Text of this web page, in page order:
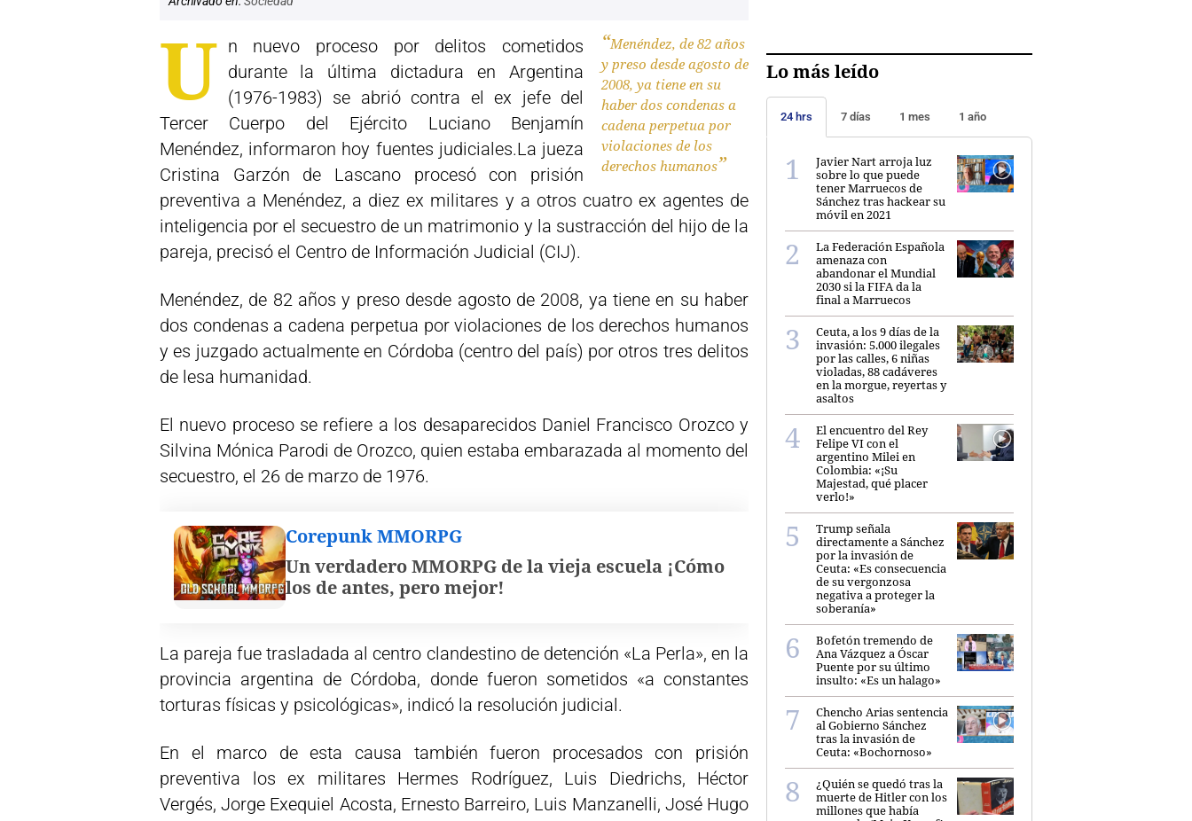
Menéndez, de 82 años
y preso desde agosto de
2008, ya tiene en su
haber dos condenas a
cadena perpetua por
violaciones de los
derechos humanos
U n nuevo proceso por delitos cometidos
durante la última dictadura en Argentina
(1976-1983) se abrió contra el ex jefe del
Tercer Cuerpo del Ejército Luciano Benjamín
Menéndez, informaron hoy fuentes judiciales.La jueza
Cristina Garzón de Lascano procesó con prisión
preventiva a Menéndez, a diez ex militares y a otros cuatro ex agentes de
inteligencia por el secuestro de un matrimonio y la sustracción del hijo de la
pareja, precisó el Centro de Información Judicial (CIJ).
Menéndez, de 82 años y preso desde agosto de 2008, ya tiene en su haber
dos condenas a cadena perpetua por violaciones de los derechos humanos
y es juzgado actualmente en Córdoba (centro del país) por otros tres delitos
de lesa humanidad.
El nuevo proceso se refiere a los desaparecidos Daniel Francisco Orozco y
Silvina Mónica Parodi de Orozco, quien estaba embarazada al momento del
secuestro, el 26 de marzo de 1976.
Corepunk MMORPG
Un verdadero MMORPG de la vieja escuela ¡Cómo
los de antes, pero mejor!
La pareja fue trasladada al centro clandestino de detención «La Perla», en la
provincia argentina de Córdoba, donde fueron sometidos «a constantes
torturas físicas y psicológicas», indicó la resolución judicial.
En el marco de esta causa también fueron procesados con prisión
preventiva los ex militares Hermes Rodríguez, Luis Diedrichs, Héctor
Vergés, Jorge Exequiel Acosta, Ernesto Barreiro, Luis Manzanelli, José Hugo
Lo más leído
24 hrs 7 días 1 mes 1 año
Javier Nart arroja luz
sobre lo que puede
tener Marruecos de
Sánchez tras hackear su
móvil en 2021
La Federación Española
amenaza con
abandonar el Mundial
2030 si la FIFA da la
final a Marruecos
Ceuta, a los 9 días de la
invasión: 5.000 ilegales
por las calles, 6 niñas
violadas, 88 cadáveres
en la morgue, reyertas y
asaltos
El encuentro del Rey
Felipe VI con el
argentino Milei en
Colombia: «¡Su
Majestad, qué placer
verlo!»
Trump señala
directamente a Sánchez
por la invasión de
Ceuta: «Es consecuencia
de su vergonzosa
negativa a proteger la
soberanía»
Bofetón tremendo de
Ana Vázquez a Óscar
Puente por su último
insulto: «Es un halago»
Chencho Arias sentencia
al Gobierno Sánchez
tras la invasión de
Ceuta: «Bochornoso»
¿Quién se quedó tras la
muerte de Hitler con los
millones que había